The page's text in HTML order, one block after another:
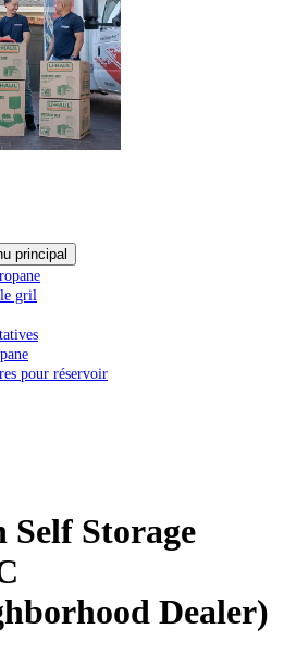
principal
gril
pour réservoir
Self Storage
Dealer)